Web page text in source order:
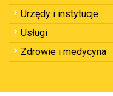
Urzędy i instytucje
Usługi
Zdrowie i medycyna